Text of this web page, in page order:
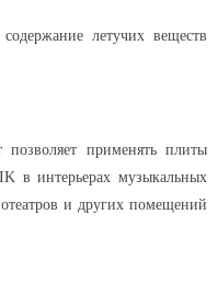
летучих веществ
применять плиты
в интерьерах музыкальных
и других помещений